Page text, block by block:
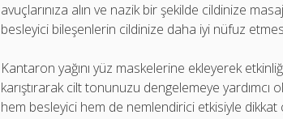
avuçlarınıza alın ve nazik bir şekilde cildinize
besleyici bileşenlerin cildinize daha iyi nüfuz
Kantaron yağını yüz maskelerine ekleyerek
karıştırarak cilt tonunuzu dengelemeye
hem besleyici hem de nemlendirici etkisiyle dikkat